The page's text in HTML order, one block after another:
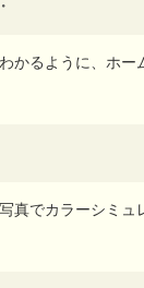
るように、ホ
でカラーシミ